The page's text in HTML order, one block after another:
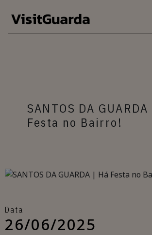
SANTOS DA
Festa no Bairro!
Data
26/06/2025